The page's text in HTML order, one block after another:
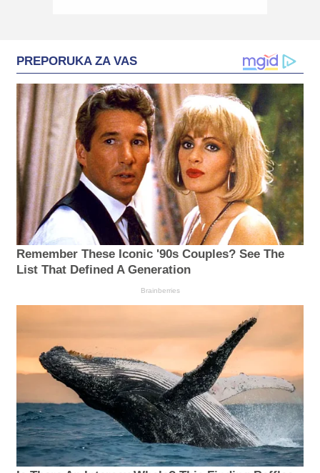
PREPORUKA ZA VAS
Remember These Iconic '90s Couples? See The
List That Defined A Generation
Brainberries